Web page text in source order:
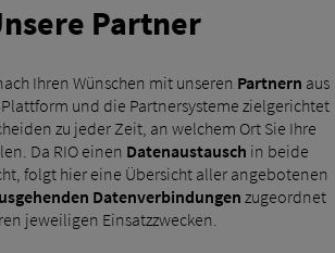
Partner
Ihren Wünschen mit unseren Partnern aus
und die Partnersysteme zielgerichtet
zu jeder Zeit, an welchem Ort Sie Ihre
Da RIO einen Datenaustausch in beide
folgt hier eine Übersicht aller angebotenen
Datenverbindungen zugeordnet
jeweiligen Einsatzzwecken.